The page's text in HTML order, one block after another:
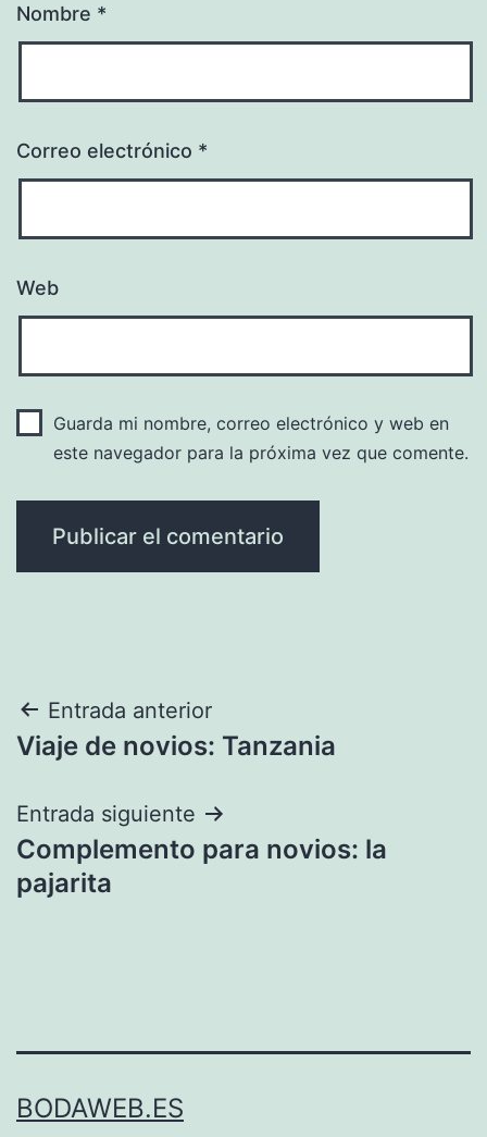
Nombre *
Correo electrónico *
Web
Guarda mi nombre, correo electrónico y web en
este navegador para la próxima vez que comente.
Navegación
de
entradas
Entrada anterior
Viaje de novios: Tanzania
Entrada siguiente
Complemento para novios: la
pajarita
BODAWEB.ES